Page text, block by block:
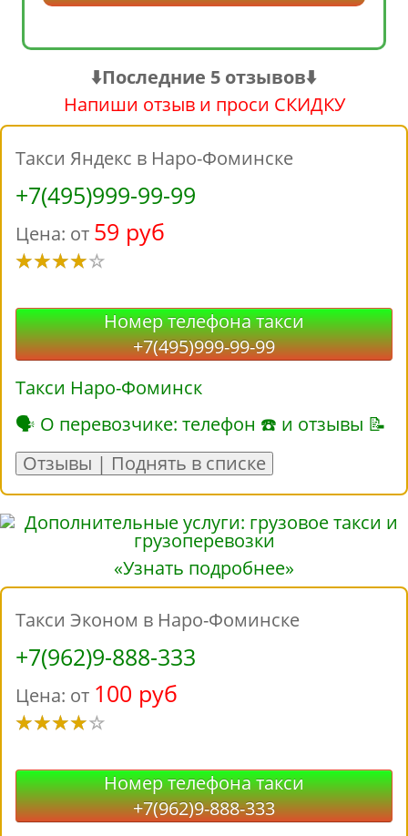
⬇️Последние 5 отзывов⬇️
Напиши отзыв и проси СКИДКУ
Такси Яндекс в Наро-Фоминске
+7(495)999-99-99
Цена: от 59 руб
Номер телефона такси
+7(495)999-99-99
Такси Наро-Фоминск
🗣 О перевозчике: телефон ☎ и отзывы 📝
Отзывы | Поднять в списке
«Узнать подробнее»
Такси Эконом в Наро-Фоминске
+7(962)9-888-333
Цена: от 100 руб
Номер телефона такси
+7(962)9-888-333